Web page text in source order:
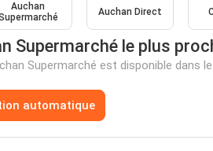
Auchan
Auchan Direct
Supermarché le plus
Supermarché est disponible
automatique